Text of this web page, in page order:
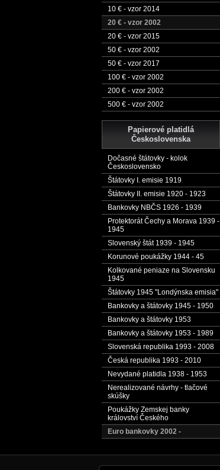
10 € - vzor 2014
20 € - vzor 2002
20 € - vzor 2015
50 € - vzor 2002
50 € - vzor 2017
100 € - vzor 2002
200 € - vzor 2002
500 € - vzor 2002
Papierové platidlá
Československa
Dočasné štátovky - kolok
Československo
Štátovky I. emisie 1919
Štátovky II. emisie 1920 - 1923
Bankovky NBČS 1926 - 1939
Protektorát Čechy a Morava 1939 -
1945
Slovenský štát 1939 - 1945
Korunové poukážky 1944 - 45
Kolkované peniaze na Slovensku
1945
Štátovky 1945 "Londýnska emisia"
Bankovky a štátovky 1945 - 1950
Bankovky a štátovky 1953
Bankovky a štátovky 1953 - 1989
Slovenská republika 1993 - 2008
Česká republika 1993 - 2010
Nevydané platidla 1938 - 1953
Nerealizované návrhy - tlačové
skúšky
Poukážky Zemskej banky
království Českého
Euro bankovky 2002 -